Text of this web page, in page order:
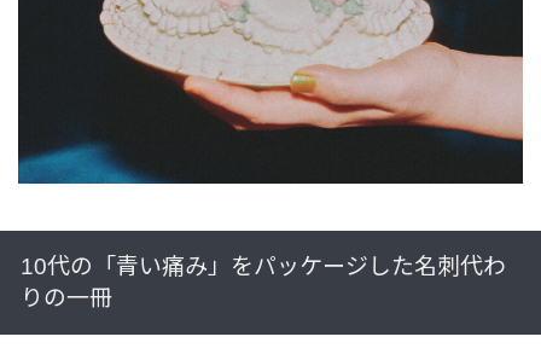
10代の「青い痛み」をパッケージした名刺代わ
りの一冊